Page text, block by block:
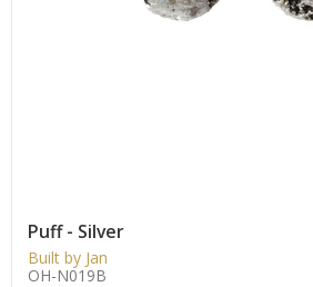
Puff - Silver
Built by Jan
OH-N019B